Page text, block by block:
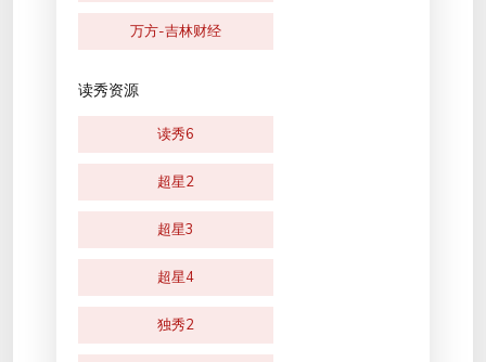
万方-吉林财经
读秀资源
读秀6
超星2
超星3
超星4
独秀2